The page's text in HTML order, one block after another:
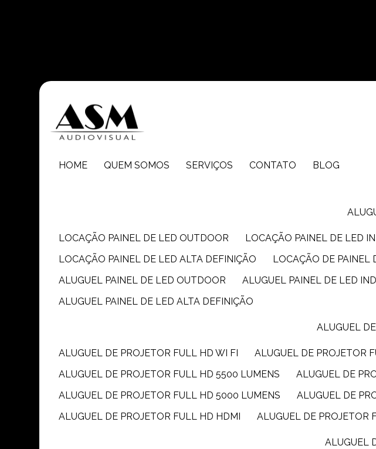
HOME QUEM SOMOS SERVIÇOS CONTATO BLOG
LOCAÇÃO PAINEL DE LED OUTDOOR LOCAÇÃO PAINEL DE LED
LOCAÇÃO PAINEL DE LED ALTA DEFINIÇÃO
LOCAÇÃO DE PAINEL
ALUGUEL PAINEL DE LED OUTDOOR
ALUGUEL PAINEL DE LED
ALUGUEL PAINEL DE LED ALTA DEFINIÇÃO
ALUGUEL
ALUGUEL DE PROJETOR FULL HD WI FI ALUGUEL DE PROJETOR
ALUGUEL DE PROJETOR FULL HD 5500 LUMENS
ALUGUEL DE
ALUGUEL DE PROJETOR FULL HD 5000 LUMENS
ALUGUEL DE
ALUGUEL DE PROJETOR FULL HD HDMI
ALUGUEL DE
ALUGUEL